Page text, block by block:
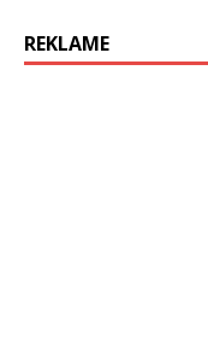
REKLAME